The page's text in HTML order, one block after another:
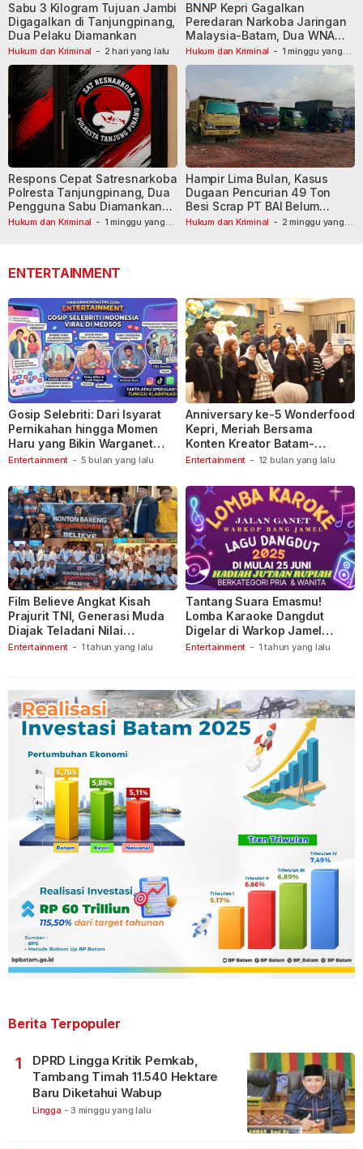
Hukum dan Kriminal - 2 hari yang lalu
Sabu 3 Kilogram Tujuan Jambi
Digagalkan di Tanjungpinang,
Dua Pelaku Diamankan
Hukum dan Kriminal - 1 minggu yang
BNNP Kepri Gagalkan
Peredaran Narkoba Jaringan
Malaysia-Batam, Dua WNA
Masih Diburu
Hukum dan Kriminal - 1 minggu yang
Respons Cepat Satresnarkoba
Polresta Tanjungpinang, Dua
Pengguna Sabu Diamankan
Usai Dilaporkan ke Call Center
Hukum dan Kriminal - 2 minggu yang
Hampir Lima Bulan, Kasus
Dugaan Pencurian 49 Ton
Besi Scrap PT BAI Belum
Tetapkan Tersangka
ENTERTAINMENT
Entertainment - 5 bulan yang lalu
Gosip Selebriti: Dari Isyarat
Pernikahan hingga Momen
Haru yang Bikin Warganet
Berspekulasi
Entertainment - 12 bulan yang lalu
Anniversary ke-5 Wonderfood
Kepri, Meriah Bersama
Konten Kreator Batam-
Tanjungpinang
Entertainment - 1 tahun yang lalu
Film Believe Angkat Kisah
Prajurit TNI, Generasi Muda
Diajak Teladani Nilai
Keberanian
Entertainment - 1 tahun yang lalu
Tantang Suara Emasmu!
Lomba Karaoke Dangdut
Digelar di Warkop Jamel
Ganet
Berita Terpopuler
1
DPRD Lingga Kritik Pemkab,
Tambang Timah 11.540 Hektare
Baru Diketahui Wabup
Lingga - 3 minggu yang lalu